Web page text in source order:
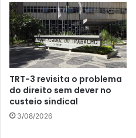
TRT-3 revisita o problema
do direito sem dever no
custeio sindical
3/08/2026